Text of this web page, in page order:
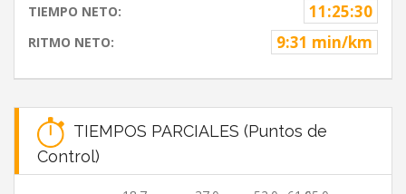
TIEMPO NETO: 11:25:30
RITMO NETO: 9:31 min/km
TIEMPOS PARCIALES (Puntos de
Control)